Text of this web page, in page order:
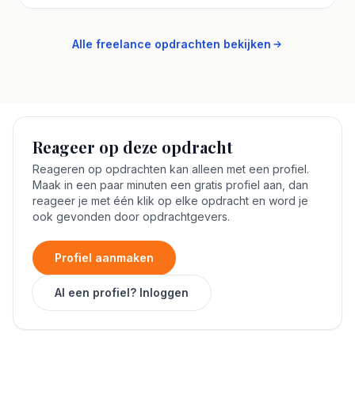
Alle freelance opdrachten bekijken
Reageer op deze opdracht
Reageren op opdrachten kan alleen met een profiel.
Maak in een paar minuten een gratis profiel aan, dan
reageer je met één klik op elke opdracht en word je
ook gevonden door opdrachtgevers.
Profiel aanmaken
Al een profiel? Inloggen